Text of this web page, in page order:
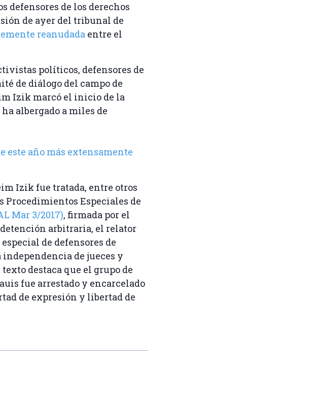
defensores de los derechos
de ayer del tribunal de
reanudada entre el
políticos, defensores de
de diálogo del campo de
Izik marcó el inicio de la
albergado a miles de
este año más extensamente
Izik fue tratada, entre otros
Procedimientos Especiales de
Mar 3/2017), firmada por el
detención arbitraria, el relator
de defensores de
de jueces y
destaca que el grupo de
fue arrestado y encarcelado
de expresión y libertad de